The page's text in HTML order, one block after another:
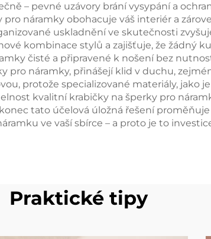
– pevné uzávory brání vysypání a
náramky obohacuje váš interiér a
uskladnění ve skutečnosti
kombinace stylů a zajišťuje, že žádný
čisté a připravené k nošení bez
náramky, přinášejí klid v duchu,
protože specializované materiály, jako
kvalitní krabičky na šperky pro
tato účelová úložná řešení
ve vaší sbírce – a proto je to
Praktické tipy